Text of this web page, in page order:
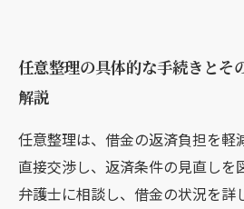
任意整理の具体的な手続きとそ
解説
任意整理は、借金の返済負担を軽
直接交渉し、返済条件の見直しを
弁護士に相談し、借金の状況を詳